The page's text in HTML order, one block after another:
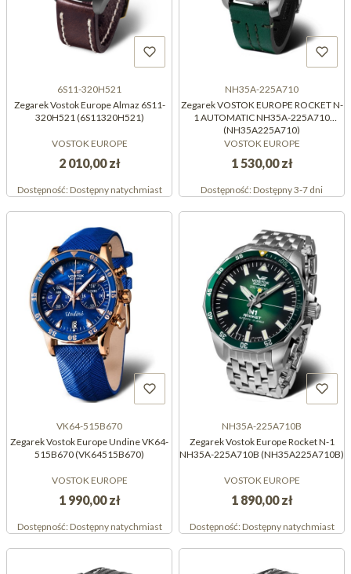
6S11-320H521
Zegarek Vostok Europe Almaz 6S11-
320H521 (6S11320H521)
VOSTOK EUROPE
2 010,00 zł
Dostępność:Dostępny natychmiast
NH35A-225A710
Zegarek VOSTOK EUROPE ROCKET N-
1 AUTOMATIC NH35A-225A710
(NH35A225A710)
VOSTOK EUROPE
1 530,00 zł
Dostępność:Dostępny 3-7 dni
VK64-515B670
Zegarek Vostok Europe Undine VK64-
515B670 (VK64515B670)
VOSTOK EUROPE
1 990,00 zł
Dostępność:Dostępny natychmiast
NH35A-225A710B
Zegarek Vostok Europe Rocket N-1
NH35A-225A710B (NH35A225A710B)
VOSTOK EUROPE
1 890,00 zł
Dostępność:Dostępny natychmiast